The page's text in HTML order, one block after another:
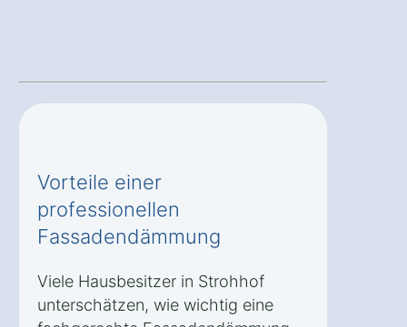
Vorteile einer
professionellen
Fassadendämmung
Viele Hausbesitzer in Strohhof
unterschätzen, wie wichtig eine